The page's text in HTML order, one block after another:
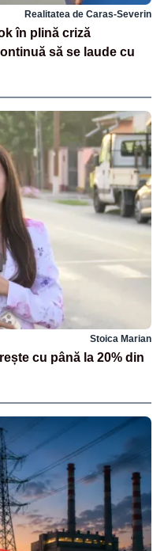
Realitatea de Caras-Severin
în plină criză
să se laude cu
Stoica Marian
cu până la 20% din